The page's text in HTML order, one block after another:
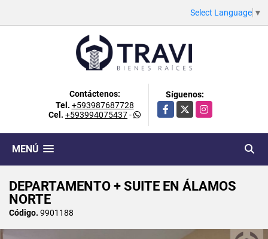
Select Language ▼
Contáctenos:
Tel. +593987687728
Cel. +593994075437-
Síguenos:
Facebook
X Instagram
MENÚ
DEPARTAMENTO + SUITE EN ÁLAMOS
NORTE
Código. 9901188